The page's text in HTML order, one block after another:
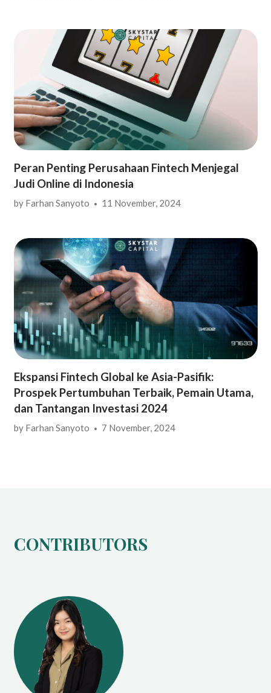
Peran Penting Perusahaan Fintech Menjegal
Judi Online di Indonesia
by Farhan Sanyoto 11 November, 2024
Ekspansi Fintech Global ke Asia-Pasifik:
Prospek Pertumbuhan Terbaik, Pemain Utama,
dan Tantangan Investasi 2024
by Farhan Sanyoto 7 November, 2024
CONTRIBUTORS